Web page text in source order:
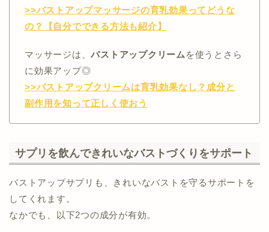
>>バストアップマッサージの育乳効果ってどうな
の？【自分でできる方法も紹介】
マッサージは、バストアップクリーム を使うとさら
に効果アップ◎
>>バストアップクリームは育乳効果なし？成分と
副作用を知って正しく使おう
サプリを飲んできれいなバストづくりをサポート
バストアップサプリも、きれいなバストを守るサポートを
してくれます。
なかでも、以下2つの成分が有効。